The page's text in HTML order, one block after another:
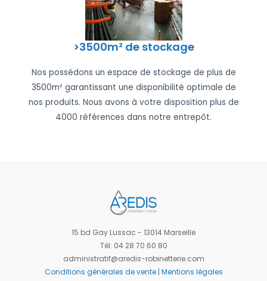
>3500m² de stockage
Nos possédons un espace de stockage de plus de
3500m² garantissant une disponibilité optimale de
nos produits. Nous avons à votre disposition plus de
4000 références dans notre entrepôt.
15 bd Gay Lussac - 13014 Marseille
Tél: 04 28 70 60 80
administratif@aredis-robinetterie.com
Conditions générales de vente| Mentions légales